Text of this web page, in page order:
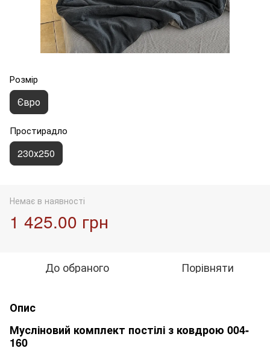
Розмір
Євро
Простирадло
230х250
Немає в наявності
1 425.00 грн
До обраного Порівняти
Опис
Мусліновий комплект постілі з ковдрою 004-
160